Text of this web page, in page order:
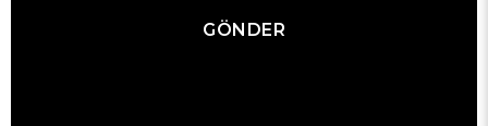
GÖNDER